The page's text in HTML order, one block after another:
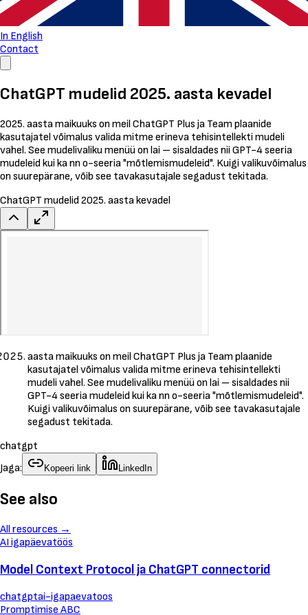
In English
Contact
ChatGPT mudelid 2025. aasta kevadel
2025. aasta maikuuks on meil ChatGPT Plus ja Team plaanide
kasutajatel võimalus valida mitme erineva tehisintellekti mudeli
vahel. See mudelivaliku menüü on lai – sisaldades nii GPT-4 seeria
mudeleid kui ka nn o-seeria "mõtlemismudeleid". Kuigi valikuvõimalus
on suurepärane, võib see tavakasutajale segadust tekitada.
ChatGPT mudelid 2025. aasta kevadel
aasta maikuuks on meil ChatGPT Plus ja Team plaanide
kasutajatel võimalus valida mitme erineva tehisintellekti
mudeli vahel. See mudelivaliku menüü on lai – sisaldades nii
GPT-4 seeria mudeleid kui ka nn o-seeria "mõtlemismudeleid".
Kuigi valikuvõimalus on suurepärane, võib see tavakasutajale
segadust tekitada.
chatgpt
Jaga:
Kopeeri link LinkedIn
See also
All resources →
AI igapäevatöös
Model Context Protocol ja ChatGPT connectorid
chatgptai-igapaevatoos
Promptimise ABC